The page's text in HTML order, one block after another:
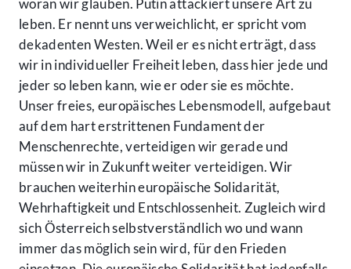
woran wir glauben. Putin attackiert unsere Art zu
leben. Er nennt uns verweichlicht, er spricht vom
dekadenten Westen. Weil er es nicht erträgt, dass
wir in individueller Freiheit leben, dass hier jede und
jeder so leben kann, wie er oder sie es möchte.
Unser freies, europäisches Lebensmodell, aufgebaut
auf dem hart erstrittenen Fundament der
Menschenrechte, verteidigen wir gerade und
müssen wir in Zukunft weiter verteidigen. Wir
brauchen weiterhin europäische Solidarität,
Wehrhaftigkeit und Entschlossenheit. Zugleich wird
sich Österreich selbstverständlich wo und wann
immer das möglich sein wird, für den Frieden